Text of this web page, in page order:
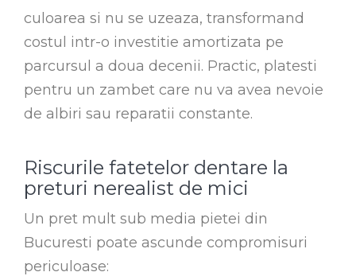
culoarea si nu se uzeaza, transformand
costul intr-o investitie amortizata pe
parcursul a doua decenii. Practic, platesti
pentru un zambet care nu va avea nevoie
de albiri sau reparatii constante.
Riscurile fatetelor dentare la
preturi nerealist de mici
Un pret mult sub media pietei din
Bucuresti poate ascunde compromisuri
periculoase: